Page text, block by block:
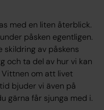
med en liten återblick.
påsken egentligen.
skildring av påskens
och ta del av hur vi kan
Vittnen om att livet
bjuder vi även på
gärna får sjunga med i.